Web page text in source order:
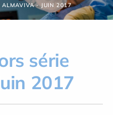
ALMAVIVA - JUIN 2017
série
2017